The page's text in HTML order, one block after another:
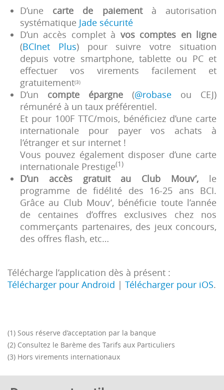
D’une carte de paiementà autorisation
systématique Jade sécurité
D’un accès complet à vos comptes en ligne
(BCInet Plus) pour suivre votre situation
depuis votre smartphone, tablette ou PC et
effectuer vos virements facilement et
gratuitement(3)
D’un compte épargne (@robase ou CEJ)
rémunéré à un taux préférentiel.
Et pour 100F TTC/mois, bénéficiez d’une carte
internationale pour payer vos achats à
l’étranger et sur internet !
Vous pouvez également disposer d’une carte
internationale Prestige(1)
D’un accès gratuit au Club Mouv’, le
programme de fidélité des 16-25 ans BCI.
Grâce au Club Mouv’, bénéficie toute l’année
de centaines d’offres exclusives chez nos
commerçants partenaires, des jeux concours,
des offres flash, etc…
Télécharge l’application dès à présent :
Télécharger pour Android | Télécharger pour iOS.
(1) Sous réserve d’acceptation par la banque
(2) Consultez le Barème des Tarifs aux Particuliers
(3) Hors virements internationaux